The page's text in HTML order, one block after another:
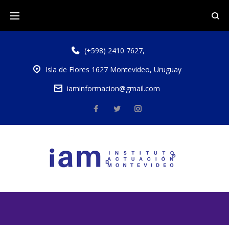
(+598) 2410 7627,
Isla de Flores 1627 Montevideo, Uruguay
iaminformacion@gmail.com